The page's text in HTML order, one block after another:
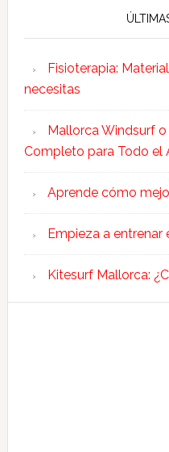
Fisioterapia:
necesitas
Mallorca Windsurf
Completo para Todo el
Aprende cómo
Empieza a entrenar
Kitesurf Mallorca: